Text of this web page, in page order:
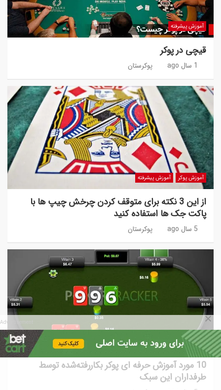
آموزش پیشرفته
قیچی در پوکر
1 سال ago پوکرستان
آموزش پوکر آموزش پیشرفته
از این 3 نکته برای متوقف کردن چرخش چیپ ها با
پاکت جک ها استفاده کنید
5 سال ago پوکرستان
آموزش پوکر آموزش پیشرفته نکات و ترفندها
10 مورد آموزش حرفه ای پوکر بکاررفته‌شده توسط
طرفداران این سبک
Advertisement